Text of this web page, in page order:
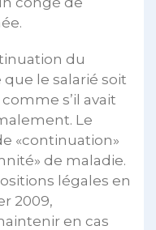
du
que le salarié soit
s’il avait
Le
«continuation»
de maladie.
légales en
2009,
en cas